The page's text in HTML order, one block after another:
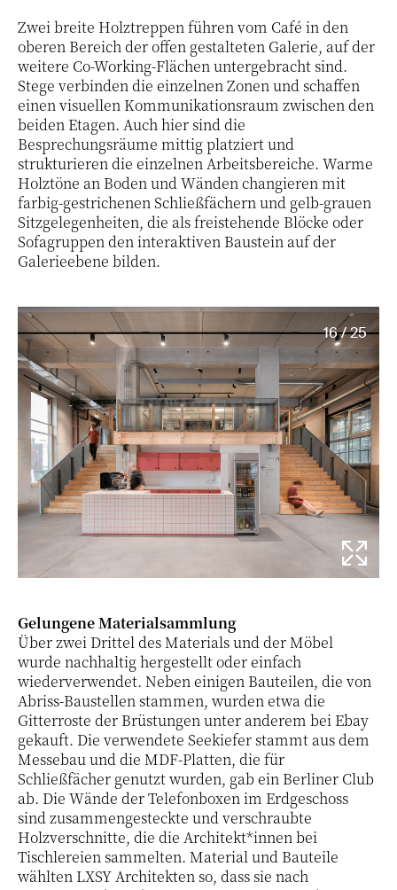
Zwei breite Holztreppen führen vom Café in den
oberen Bereich der offen gestalteten Galerie, auf der
weitere Co-Working-Flächen untergebracht sind.
Stege verbinden die einzelnen Zonen und schaffen
einen visuellen Kommunikationsraum zwischen den
beiden Etagen. Auch hier sind die
Besprechungsräume mittig platziert und
strukturieren die einzelnen Arbeitsbereiche. Warme
Holztöne an Boden und Wänden changieren mit
farbig-gestrichenen Schließfächern und gelb-grauen
Sitzgelegenheiten, die als freistehende Blöcke oder
Sofagruppen den interaktiven Baustein auf der
Galerieebene bilden.
16 / 25
Gelungene Materialsammlung
Über zwei Drittel des Materials und der Möbel
wurde nachhaltig hergestellt oder einfach
wiederverwendet. Neben einigen Bauteilen, die von
Abriss-Baustellen stammen, wurden etwa die
Gitterroste der Brüstungen unter anderem bei Ebay
gekauft. Die verwendete Seekiefer stammt aus dem
Messebau und die MDF-Platten, die für
Schließfächer genutzt wurden, gab ein Berliner Club
ab. Die Wände der Telefonboxen im Erdgeschoss
sind zusammengesteckte und verschraubte
Holzverschnitte, die die Architekt*innen bei
Tischlereien sammelten. Material und Bauteile
wählten LXSY Architekten so, dass sie nach